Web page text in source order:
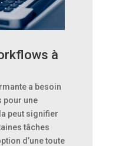
à
a besoin
pour une
peut signifier
tâches
d’une toute